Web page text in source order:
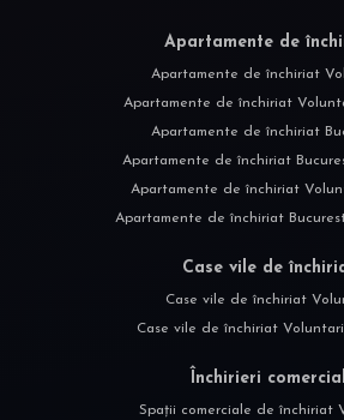
Apartamente de
Apartamente de închiriat
Apartamente de închiriat
Apartamente de închiriat
Apartamente de închiriat
Apartamente de închiriat
Apartamente de închiriat
Case vile de
Case vile de închiriat
Case vile de închiriat
Închirieri comercial
Spații comerciale de închiriat